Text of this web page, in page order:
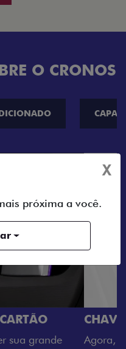
O CRONOS
pode abrir o
X
próxima a você.